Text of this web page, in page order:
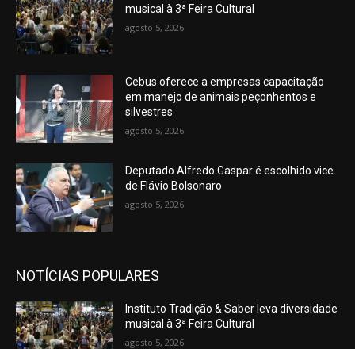
musical à 3ª Feira Cultural
agosto 5, 2026
Cebus oferece a empresas capacitação
em manejo de animais peçonhentos e
silvestres
agosto 5, 2026
Deputado Alfredo Gaspar é escolhido vice
de Flávio Bolsonaro
agosto 5, 2026
NOTÍCIAS POPULARES
Instituto Tradição & Saber leva diversidade
musical à 3ª Feira Cultural
agosto 5, 2026